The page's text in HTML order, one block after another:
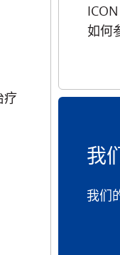
疗
如何
我
我们